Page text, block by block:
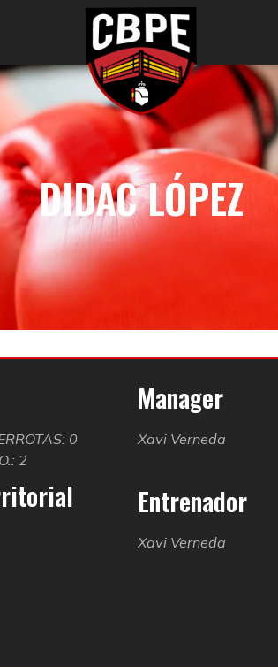
DIDAC LÓPEZ
0
2
Manager
Xavi Verneda
Entrenador
Xavi Verneda